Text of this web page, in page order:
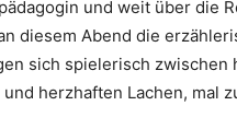
und weit über die
diesem Abend die
sich spielerisch zwischen
herzhaften Lachen, mal